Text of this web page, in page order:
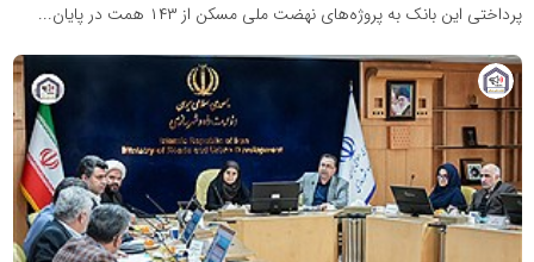
پرداختی این بانک به پروژه‌های نهضت ملی مسکن از ۱۴۳ همت در پایان...
پایگاه
خبری
نهضت
ملی
مسکن